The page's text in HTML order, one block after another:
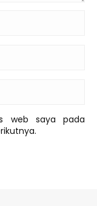
web saya pada